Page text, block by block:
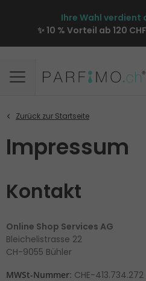
Ihre Wahl verdient
✨ 10 % Vorteil ab 120
Impressum
Kontakt
Online Shop Services AG
Bleichelistrasse 22
CH-9055 Bühler
MWSt-Nummer: CHE-